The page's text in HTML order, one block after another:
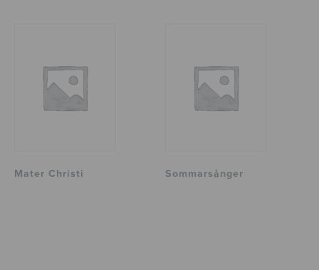
Mater Christi Sommarsånger